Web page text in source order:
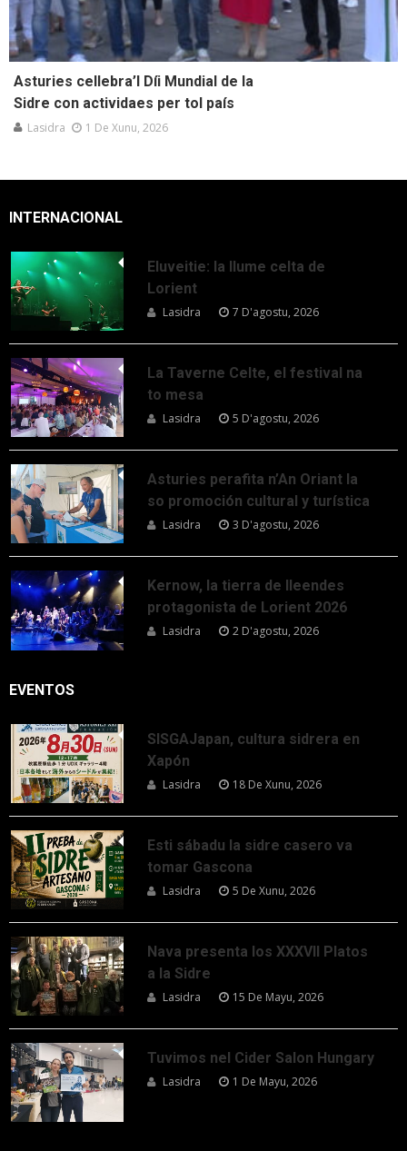
Asturies cellebra’l Díi Mundial de la
Sidre con actividaes per tol país
Lasidra 1 De Xunu, 2026
INTERNACIONAL
Eluveitie: la llume celta de
Lorient
Lasidra 7 D'agostu, 2026
La Taverne Celte, el festival na
to mesa
Lasidra 5 D'agostu, 2026
Asturies perafita n’An Oriant la
so promoción cultural y turística
Lasidra 3 D'agostu, 2026
Kernow, la tierra de lleendes
protagonista de Lorient 2026
Lasidra 2 D'agostu, 2026
EVENTOS
SISGAJapan, cultura sidrera en
Xapón
Lasidra 18 De Xunu, 2026
Esti sábadu la sidre casero va
tomar Gascona
Lasidra 5 De Xunu, 2026
Nava presenta los XXXVII Platos
a la Sidre
Lasidra 15 De Mayu, 2026
Tuvimos nel Cider Salon Hungary
Lasidra 1 De Mayu, 2026